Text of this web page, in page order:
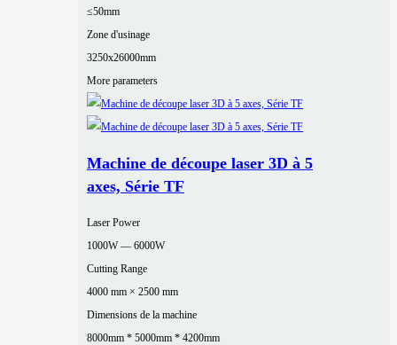
≤50mm
Zone d'usinage
3250x26000mm
More parameters
Machine de découpe laser 3D à 5
axes, Série TF
Laser Power
1000W — 6000W
Cutting Range
4000 mm × 2500 mm
Dimensions de la machine
8000mm * 5000mm * 4200mm